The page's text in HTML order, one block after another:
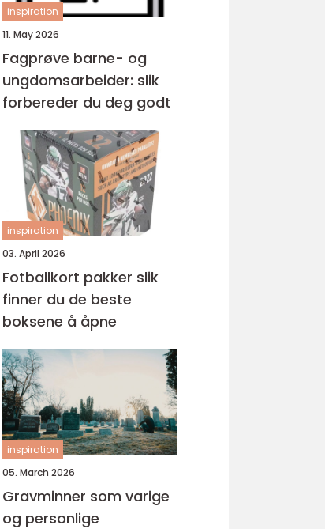
inspiration
11. May 2026
Fagprøve barne- og
ungdomsarbeider: slik
forbereder du deg godt
inspiration
03. April 2026
Fotballkort pakker slik
finner du de beste
boksene å åpne
inspiration
05. March 2026
Gravminner som varige
og personlige